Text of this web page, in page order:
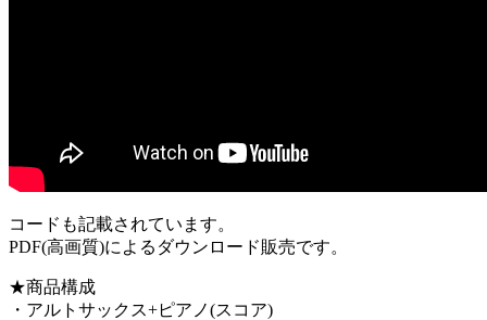
コードも記載されています。
PDF(高画質)によるダウンロード販売です。
★商品構成
・アルトサックス+ピアノ(スコア)